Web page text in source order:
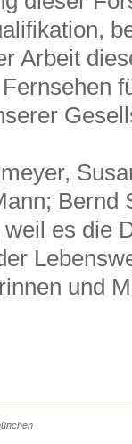
Arbeit
Bernd
es die
und